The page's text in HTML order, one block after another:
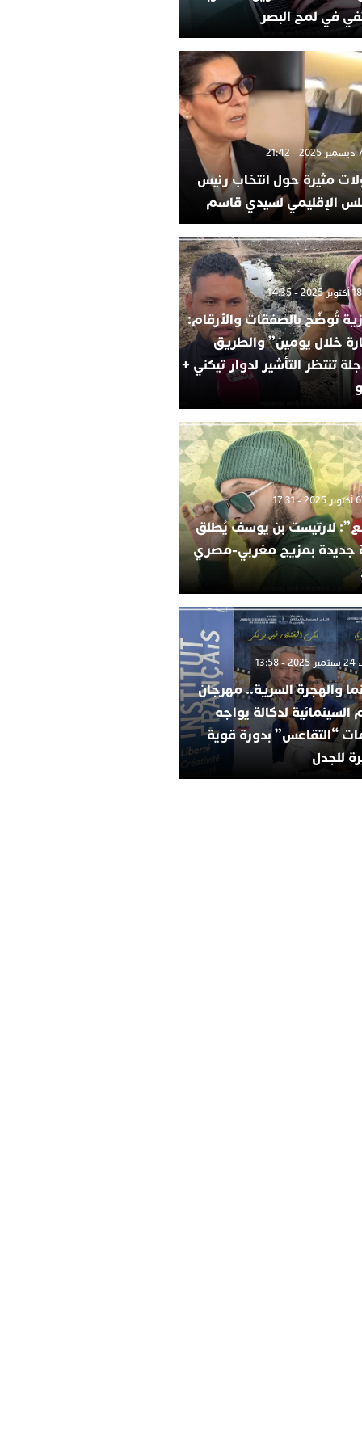
في لمح البصر
مثيرة حول انتخاب رئيس
الإقليمي لسيدي قاسم
تُوضّح بالصفقات والأرقام:
خلال يومين” والطريق
تنتظر التأشير لدوار تيكني +
لارتيست بن يوسف يُطلق
جديدة بمزيج مغربي-مصري
والهجرة السرية.. مهرجان
السينمائية لدكالة يواجه
“التقاعس” بدورة قوية
للجدل